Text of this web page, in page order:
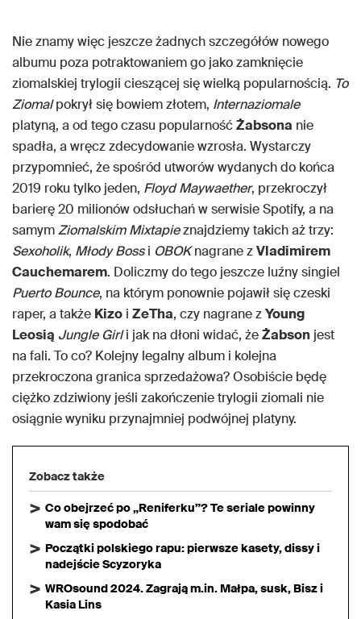
Nie znamy więc jeszcze żadnych szczegółów nowego
albumu poza potraktowaniem go jako zamknięcie
ziomalskiej trylogii cieszącej się wielką popularnością. To
Ziomalpokrył się bowiem złotem, Internaziomale
platyną, a od tego czasu popularnośćŻabsona nie
spadła, a wręcz zdecydowanie wzrosła. Wystarczy
przypomnieć, że spośród utworów wydanych do końca
2019 roku tylko jeden, Floyd Maywaether, przekroczył
barierę 20 milionów odsłuchań w serwisie Spotify, a na
samymZiomalskim Mixtapieznajdziemy takich aż trzy:
Sexoholik, Młody Bossi OBOKnagrane zVladimirem
Cauchemarem. Doliczmy do tego jeszcze luźny singiel
Puerto Bounce, na którym ponownie pojawił się czeski
raper, a także Kizo i ZeTha, czy nagrane zYoung
Leosią Jungle Girli jak na dłoni widać, żeŻabson jest
na fali. To co? Kolejny legalny album i kolejna
przekroczona granica sprzedażowa? Osobiście będę
ciężko zdziwiony jeśli zakończenie trylogii ziomali nie
osiągnie wyniku przynajmniej podwójnej platyny.
Zobacz także
Co obejrzeć po „Reniferku”? Te seriale powinny
wam się spodobać
Początki polskiego rapu: pierwsze kasety, dissy i
nadejście Scyzoryka
WROsound 2024. Zagrają m.in. Małpa, susk, Bisz i
Kasia Lins